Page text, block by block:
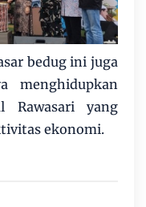
bedug ini juga
menghidupkan
Rawasari yang
ekonomi.